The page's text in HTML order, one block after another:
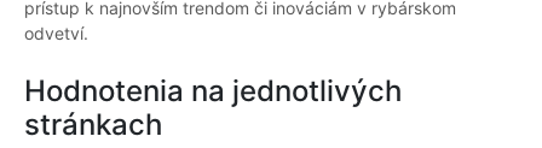
prístup k najnovším trendom či inováciám v rybárskom
odvetví.
Hodnotenia na jednotlivých
stránkach